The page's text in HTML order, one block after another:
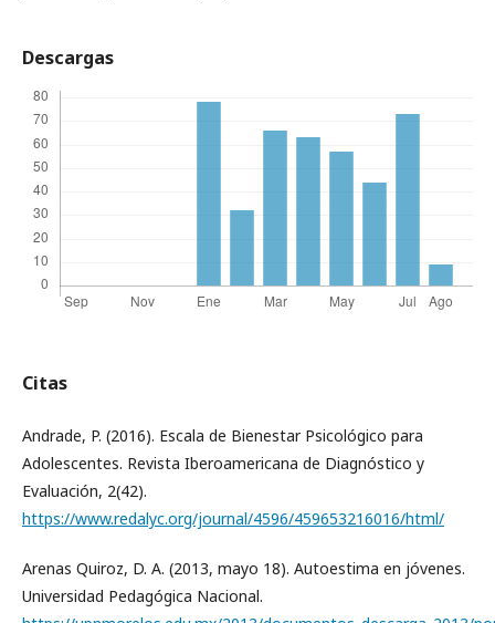
Descargas
Citas
Andrade, P. (2016). Escala de Bienestar Psicológico para
Adolescentes. Revista Iberoamericana de Diagnóstico y
Evaluación, 2(42).
https://www.redalyc.org/journal/4596/459653216016/html/
Arenas Quiroz, D. A. (2013, mayo 18). Autoestima en jóvenes.
Universidad Pedagógica Nacional.